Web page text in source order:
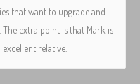
that want to upgrade and
extra point is that Mark is
relative.